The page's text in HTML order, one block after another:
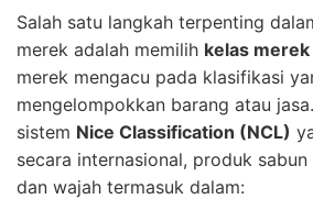
Salah satu langkah terpenting
merek adalah memilih kelas merek
merek mengacu pada klasifikasi
mengelompokkan barang atau
sistem Nice Classification (NCL)
secara internasional, produk
dan wajah termasuk dalam: